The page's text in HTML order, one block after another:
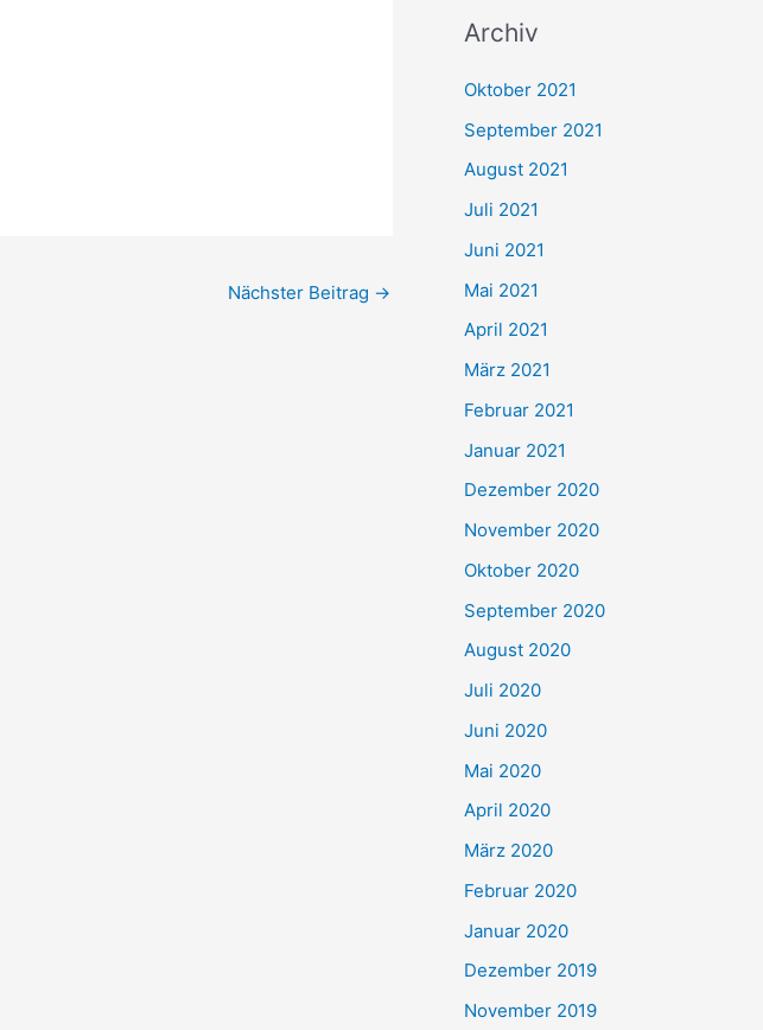
Nächster Beitrag →
h
e
n
h
:
Archiv
Oktober 2021
September 2021
August 2021
Juli 2021
Juni 2021
Mai 2021
April 2021
März 2021
Februar 2021
Januar 2021
Dezember 2020
November 2020
Oktober 2020
September 2020
August 2020
Juli 2020
Juni 2020
Mai 2020
April 2020
März 2020
Februar 2020
Januar 2020
Dezember 2019
November 2019